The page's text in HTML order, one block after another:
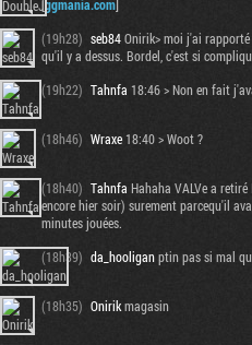
[ggmania.com]
(19h28) seb84Onirik> moi j'ai rapporté
qu'il y a dessus. Bordel, c'est si
(19h22) Tahnfa 18:46 > Non en fait
(18h46) Wraxe18:40 > Woot ?
(18h40) Tahnfa Hahaha VALVe a
encore hier soir) surement parcequ'il
minutes jouées.
(18h39) da_hooliganptin pas si mal
(18h35) Onirikmagasin